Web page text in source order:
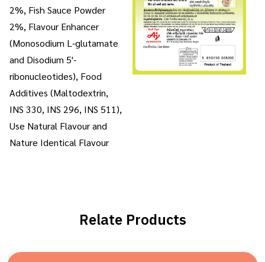
2%, Fish Sauce Powder
2%, Flavour Enhancer
(Monosodium L-glutamate
and Disodium 5'-
ribonucleotides), Food
Additives (Maltodextrin,
INS 330, INS 296, INS 511),
Use Natural Flavour and
Nature Identical Flavour
Relate Products